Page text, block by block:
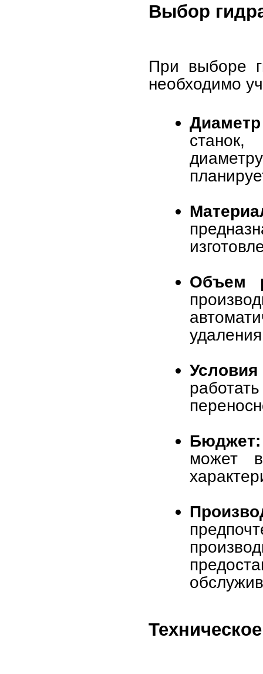
Выбор
При выборе
необходимо
Объем
Бюджет:
может